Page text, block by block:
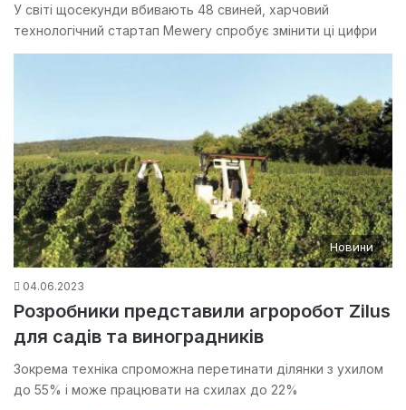
У світі щосекунди вбивають 48 свиней, харчовий
технологічний стартап Mewery спробує змінити ці цифри
Новини
04.06.2023
Розробники представили агроробот Zilus
для садів та виноградників
Зокрема техніка спроможна перетинати ділянки з ухилом
до 55% і може працювати на схилах до 22%